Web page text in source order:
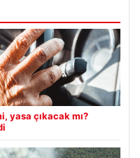
yasa çıkacak mı?